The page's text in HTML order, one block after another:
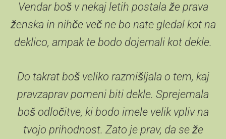
Vendar boš v nekaj letih postala že prava
ženska in nihče več ne bo nate gledal kot na
deklico, ampak te bodo dojemali kot dekle.
Do takrat boš veliko razmišljala o tem, kaj
pravzaprav pomeni biti dekle. Sprejemala
boš odločitve, ki bodo imele velik vpliv na
tvojo prihodnost. Zato je prav, da se že